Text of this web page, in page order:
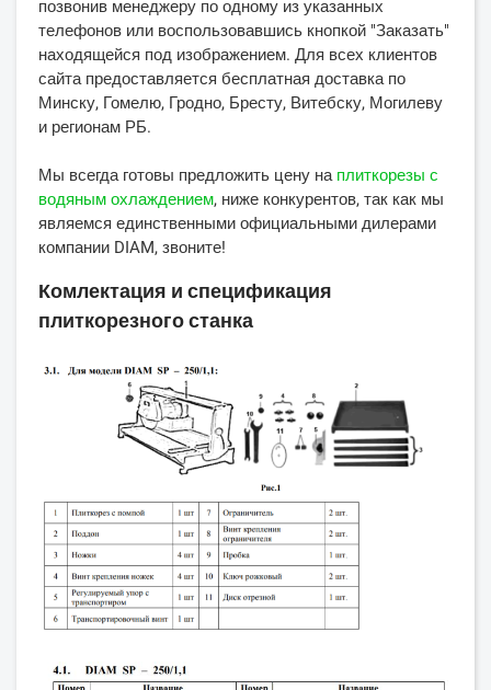
позвонив менеджеру по одному из указанных
телефонов или воспользовавшись кнопкой "Заказать"
находящейся под изображением. Для всех клиентов
сайта предоставляется бесплатная доставка по
Минску, Гомелю, Гродно, Бресту, Витебску, Могилеву
и регионам РБ.
Мы всегда готовы предложить цену на плиткорезы с
водяным охлаждением, ниже конкурентов, так как мы
являемся единственными официальными дилерами
компании DIAM, звоните!
Комлектация и спецификация
плиткорезного станка